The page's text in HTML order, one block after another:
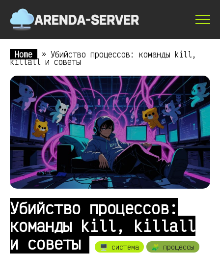
Home » Убийство процессов: команды kill,
killall и советы
Убийство процессов:
команды kill, killall
и советы
🖥️ система 🧩 процессы